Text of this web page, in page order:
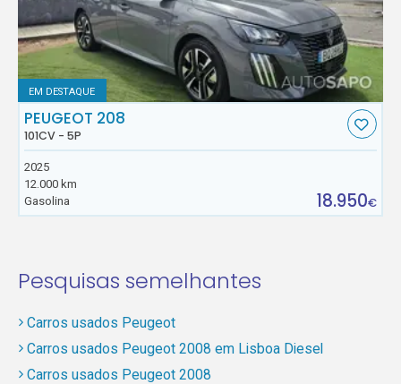
EM DESTAQUE
PEUGEOT 208
101CV - 5P
2025
12.000 km
Gasolina
18.950€
Pesquisas semelhantes
Carros usados Peugeot
Carros usados Peugeot 2008 em Lisboa Diesel
Carros usados Peugeot 2008